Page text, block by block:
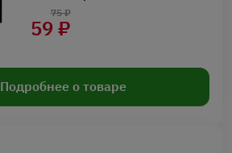
59 ₽
75 ₽
Подробнее о товаре